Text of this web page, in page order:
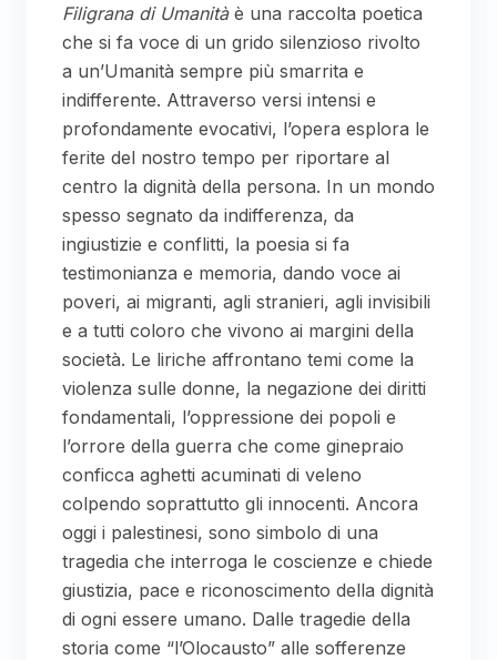
Filigrana di Umanitàè una raccolta poetica
che si fa voce di un grido silenzioso rivolto
a un’Umanità sempre più smarrita e
indifferente. Attraverso versi intensi e
profondamente evocativi, l’opera esplora le
ferite del nostro tempo per riportare al
centro la dignità della persona. In un mondo
spesso segnato da indifferenza, da
ingiustizie e conflitti, la poesia si fa
testimonianza e memoria, dando voce ai
poveri, ai migranti, agli stranieri, agli invisibili
e a tutti coloro che vivono ai margini della
società. Le liriche affrontano temi come la
violenza sulle donne, la negazione dei diritti
fondamentali, l’oppressione dei popoli e
l’orrore della guerra che come ginepraio
conficca aghetti acuminati di veleno
colpendo soprattutto gli innocenti. Ancora
oggi i palestinesi, sono simbolo di una
tragedia che interroga le coscienze e chiede
giustizia, pace e riconoscimento della dignità
di ogni essere umano. Dalle tragedie della
storia come “l’Olocausto” alle sofferenze